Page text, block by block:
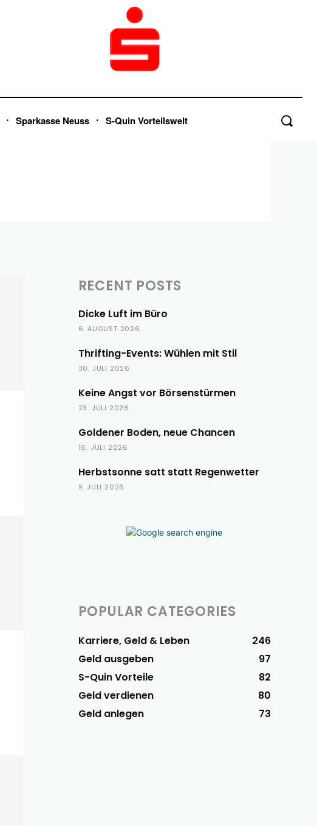
Sparkasse Neuss S-Quin Vorteilswelt
RECENT POSTS
Dicke Luft im Büro
6. AUGUST 2026
Thrifting-Events: Wühlen mit Stil
30. JULI 2026
Keine Angst vor Börsenstürmen
23. JULI 2026
Goldener Boden, neue Chancen
16. JULI 2026
Herbstsonne satt statt Regenwetter
9. JULI 2026
POPULAR CATEGORIES
Karriere, Geld & Leben
246
Geld ausgeben
97
S-Quin Vorteile
82
Geld verdienen
80
Geld anlegen
73